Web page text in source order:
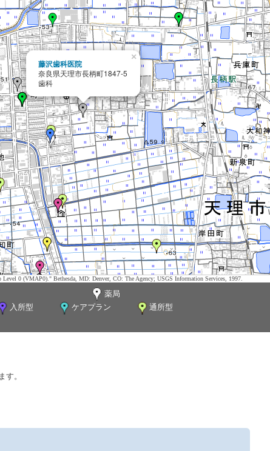
藤沢歯科医院
奈良県天理市長柄町1847-5
歯科
×
0 (VMAP0)." Bethesda, MD: Denver, CO: The Agency; USGS Information Services, 1997.
薬局
入所型 ケアプラン
通所型
す。